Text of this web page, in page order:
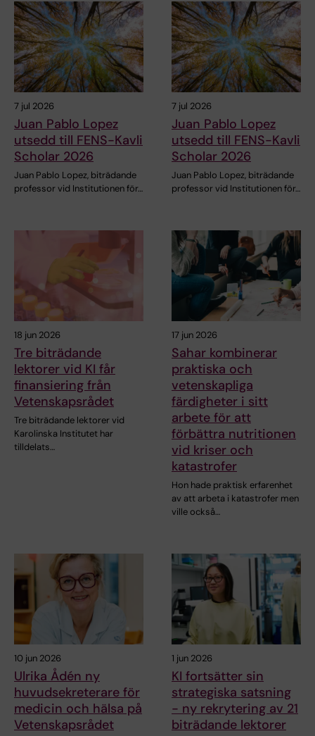
7 jul 2026
Juan Pablo Lopez
utsedd till FENS-Kavli
Scholar 2026
Juan Pablo Lopez, biträdande
professor vid Institutionen för…
7 jul 2026
Juan Pablo Lopez
utsedd till FENS-Kavli
Scholar 2026
Juan Pablo Lopez, biträdande
professor vid Institutionen för…
18 jun 2026
Tre biträdande
lektorer vid KI får
finansiering från
Vetenskapsrådet
Tre biträdande lektorer vid
Karolinska Institutet har
tilldelats…
17 jun 2026
Sahar kombinerar
praktiska och
vetenskapliga
färdigheter i sitt
arbete för att
förbättra nutritionen
vid kriser och
katastrofer
Hon hade praktisk erfarenhet
av att arbeta i katastrofer men
ville också…
10 jun 2026
Ulrika Ådén ny
huvudsekreterare för
medicin och hälsa på
Vetenskapsrådet
1 jun 2026
KI fortsätter sin
strategiska satsning
- ny rekrytering av 21
biträdande lektorer